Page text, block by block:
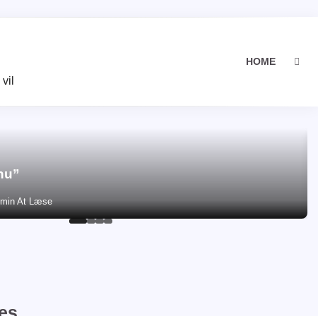
HOME
At Læse